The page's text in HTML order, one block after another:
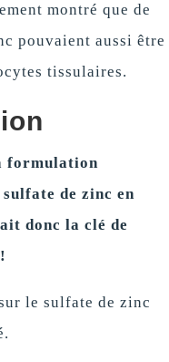
montré que de
pouvaient aussi être
tissulaires.
formulation
de zinc en
donc la clé de
le sulfate de zinc